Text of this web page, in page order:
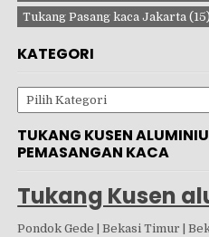
Tukang Pasang kaca Jakarta (15)
KATEGORI
Kategori
TUKANG KUSEN
PEMASANGAN KACA
Tukang Kusen
Pondok Gede | Bekasi Timur |